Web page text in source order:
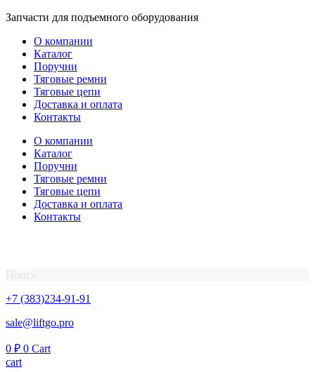
Перейти
содержимому
Запчасти для подъемного оборудования
О компании
Каталог
Поручни
Тяговые ремни
Тяговые цепи
Доставка и оплата
Контакты
О компании
Каталог
Поручни
Тяговые ремни
Тяговые цепи
Доставка и оплата
Контакты
+7 (383)234-91-91
sale@liftgo.pro
0 ₽ 0 Cart
cart